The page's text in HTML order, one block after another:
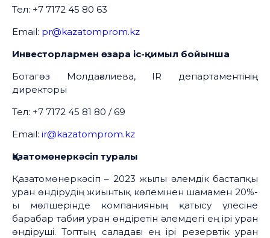
Тел: +7 7172 45 80 63
Email: pr@kazatomprom.kz
Инвесторлармен өзара іс-қимыл бойынша
Ботагөз Молдағалиева, IR департаментінің
директоры
Тел: +7 7172 45 81 80 / 69
Email: ir@kazatomprom.kz
Қазатомөнеркәсіп туралы
Қазатомөнеркәсіп – 2023 жылы әлемдік бастапқы
уран өндірудің жиынтық көлемінен шамамен 20%-
ы мөлшерінде компанияның қатысу үлесіне
барабар табиғи уран өндіретін әлемдегі ең ірі уран
өндіруші. Топтың саладағы ең ірі резервтік уран